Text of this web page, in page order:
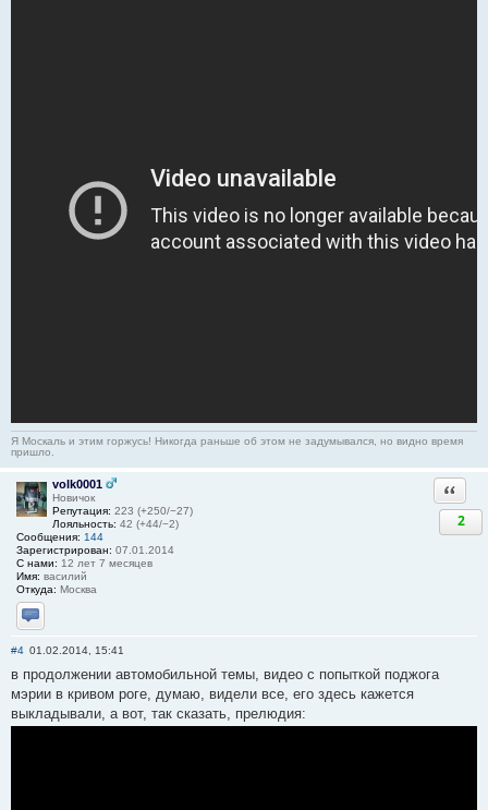
Я Москаль и этим горжусь! Никогда раньше об этом не задумывался, но видно время
пришло.
volk0001
Новичок
Репутация: 223 (+250/−27)
Лояльность: 42 (+44/−2)
Сообщения: 144
Зарегистрирован: 07.01.2014
С нами: 12 лет 7 месяцев
Имя: василий
Откуда: Москва
Отправить личное сообщение
2
#4 01.02.2014, 15:41
в продолжении автомобильной темы, видео с попыткой поджога
мэрии в кривом роге, думаю, видели все, его здесь кажется
выкладывали, а вот, так сказать, прелюдия: